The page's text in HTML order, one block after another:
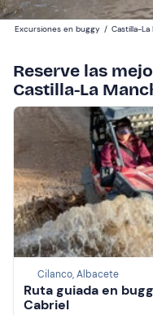
Excursiones en buggy / Castilla-La
Reserve las
Castilla-La
Cilanco, Albacete
Ruta guiada en
Cabriel